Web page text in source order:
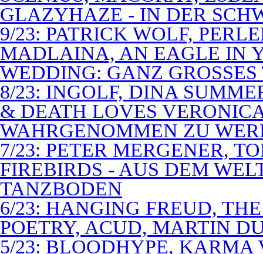
GLAZYHAZE - IN DER
9/23: PATRICK WOLF,
MADLAINA, AN EAGLE IN
WEDDING: GANZ
8/23: INGOLF, DINA
& DEATH LOVES
WAHRGENOMMEN ZU
7/23: PETER MERGENER,
FIREBIRDS - AUS DEM
TANZBODEN
6/23: HANGING FREUD,
POETRY, ACUD, MARTIN
5/23: BLOODHYPE, KARMA